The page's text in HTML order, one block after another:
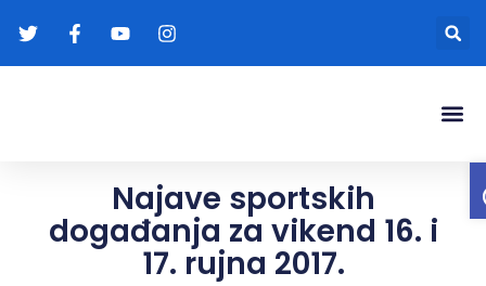
Najave sportskih
događanja za vikend 16. i
17. rujna 2017.